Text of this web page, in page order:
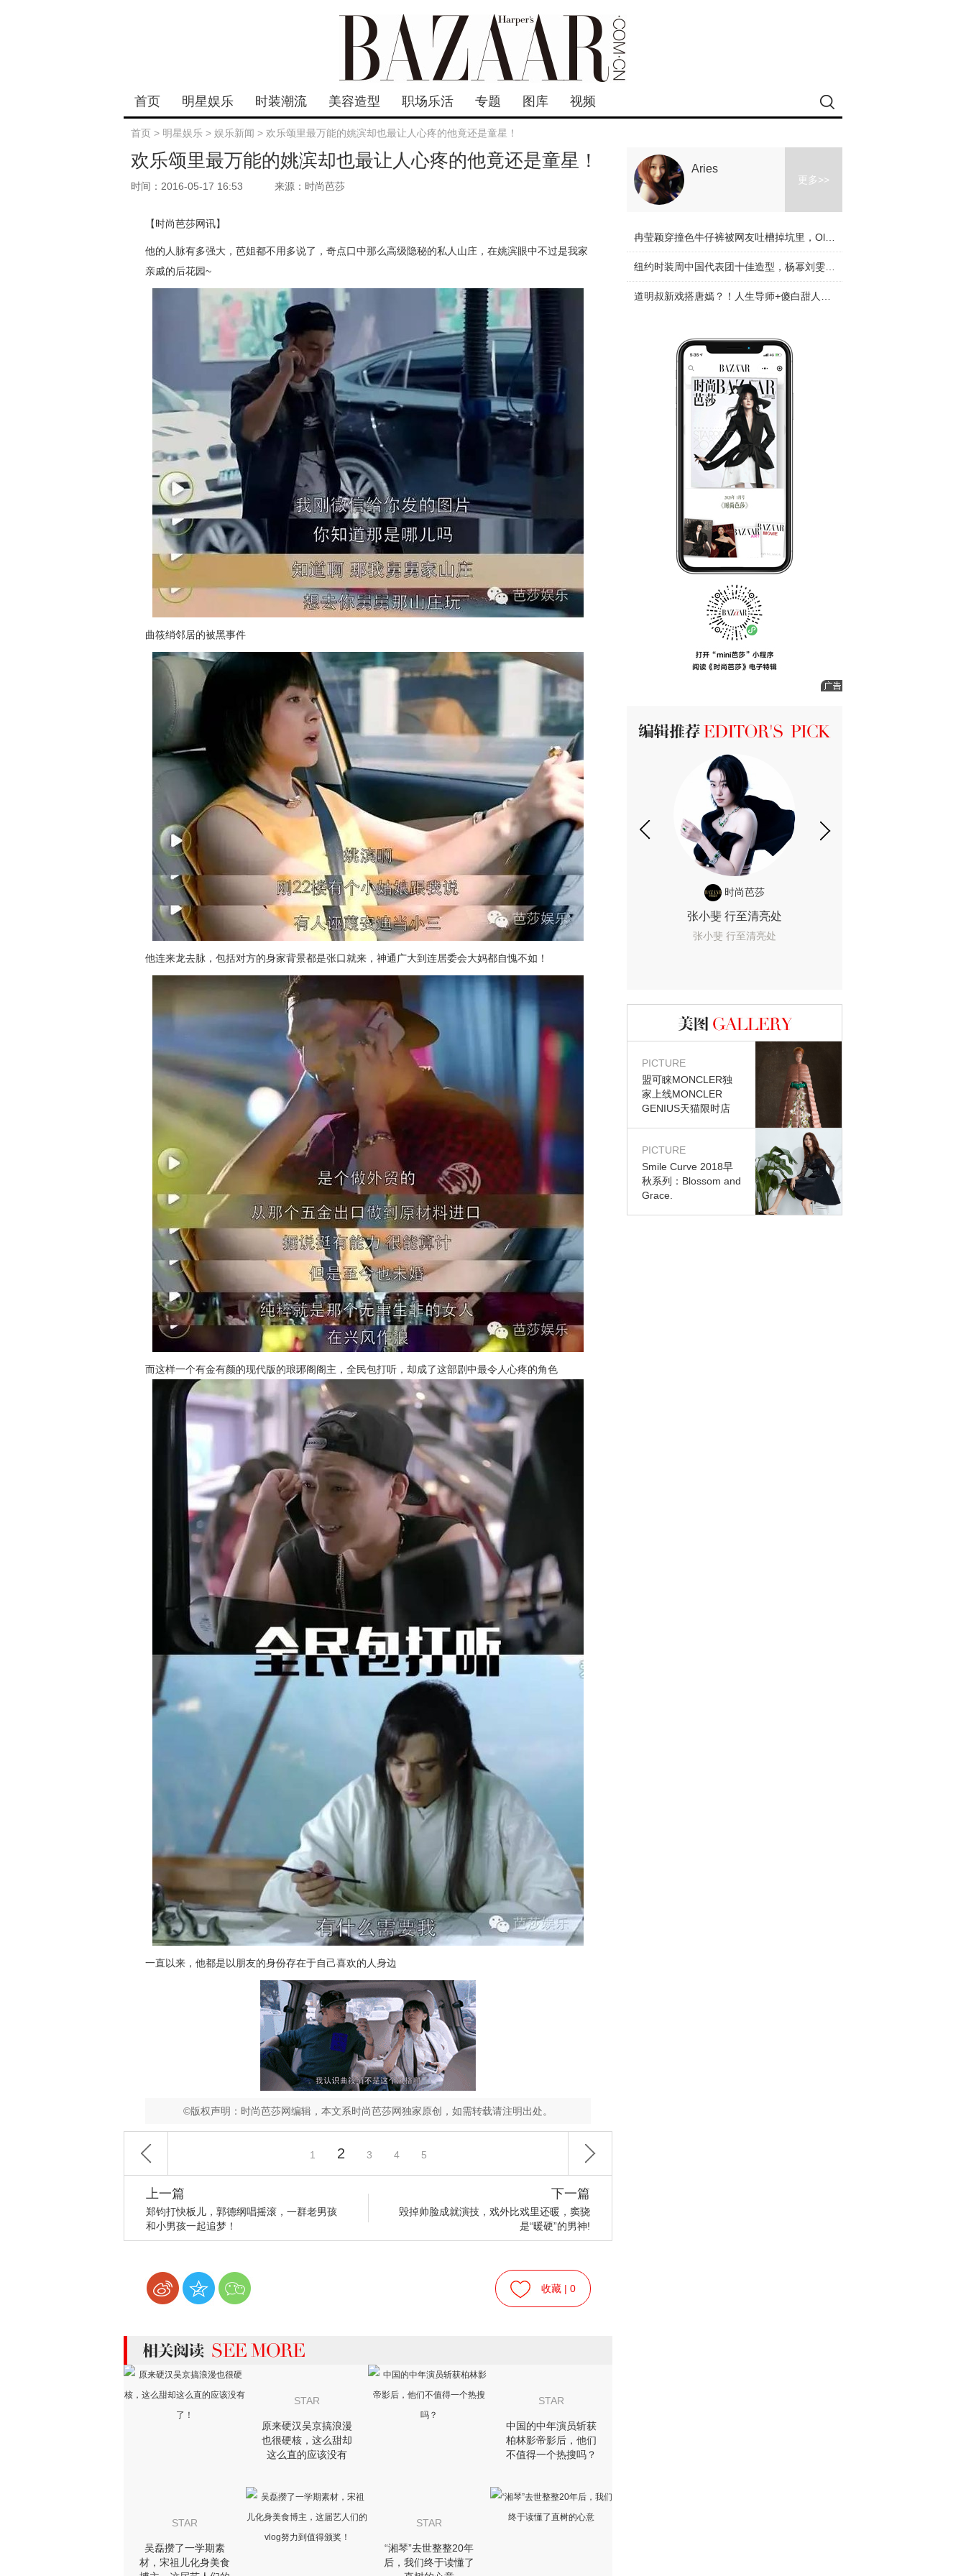
首页 明星娱乐 时装潮流 美容造型 职场乐活 专题 图库 视频
首页 > 明星娱乐 > 娱乐新闻 > 欢乐颂里最万能的姚滨却也最让人心疼的他竟还是童星！
欢乐颂里最万能的姚滨却也最让人心疼的他竟还是童星！
时间：2016-05-17 16:53 来源：时尚芭莎
【时尚芭莎网讯】
他的人脉有多强大，芭姐都不用多说了， 奇点口中那么高级隐秘的私人山庄，在姚滨眼中不过是我家
亲戚的后花园~
曲筱绡邻居的被黑事件
他连来龙去脉，包括对方的身家背景都是张口就来，神通广大到连居委会大妈都自愧不如！
而这样一个有金有颜的现代版的琅琊阁阁主，全民包打听，却成了这部剧中最令人心疼的角色
一直以来，他都是以朋友的身份存在于自己喜欢的人身边
©版权声明：时尚芭莎网编辑，本文系时尚芭莎网独家原创，如需转载请注明出处。
1 2 3 4 5
上一篇
郑钧打快板儿，郭德纲唱摇滚，一群老男孩
和小男孩一起追梦！
下一篇
毁掉帅脸成就演技，戏外比戏里还暖，窦骁
是“暖硬”的男神!
收藏 | 0
STAR
原来硬汉吴京搞浪漫
也很硬核，这么甜却
这么直的应该没有
STAR
中国的中年演员斩获
柏林影帝影后，他们
不值得一个热搜吗？
STAR
吴磊攒了一学期素
材，宋祖儿化身美食
STAR
“湘琴”去世整整20年
后，我们终于读懂了
Aries
更多>>
时尚芭莎
张小斐 行至清亮处
张小斐 行至清亮处
图库
PICTURE
盟可睐MONCLER独
家上线MONCLER
GENIUS天猫限时店
PICTURE
Smile Curve 2018早
秋系列：Blossom and
Grace.